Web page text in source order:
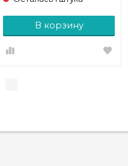
В корзину